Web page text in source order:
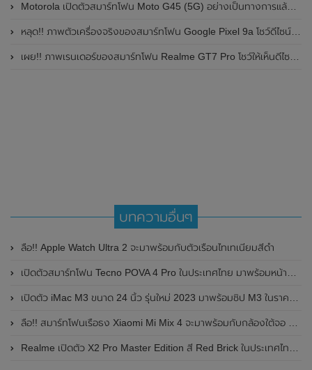
Motorola เปิดตัวสมาร์ทโฟน Moto G45 (5G) อย่างเป็นทางการแล้วในอินเดีย
หลุด!! ภาพตัวเครื่องจริงของสมาร์ทโฟน Google Pixel 9a โชว์ดีไซน์ใหม่ กล้องหลังแบนราบ ไม่มีกรอบของกล้องแล้ว
เผย!! ภาพเรนเดอร์ของสมาร์ทโฟน Realme GT7 Pro โชว์ให้เห็นดีไซน์ใหม่ พร้อมเผยรายละเอียดสเปกที่สำคัญบางส่วน
บทความอื่นๆ
ลือ!! Apple Watch Ultra 2 จะมาพร้อมกับตัวเรือนไทเทเนียมสีดำ
เปิดตัวสมาร์ทโฟน Tecno POVA 4 Pro ในประเทศไทย มาพร้อมหน้าจอแสดงผลขนาดใหญ่ , ชิป Helio G99 และแบตเตอรี่ขนาดใหญ่ พร้อมรองรับการชาร์จไวที่ 45W
เปิดตัว iMac M3 ขนาด 24 นิ้ว รุ่นใหม่ 2023 มาพร้อมชิป M3 ในราคาเริ่มต้นที่ 49,900 บาท
ลือ!! สมาร์ทโฟนเรือธง Xiaomi Mi Mix 4 จะมาพร้อมกับกล้องใต้จอ มีราคาแพงกว่า Xiaomi Mi 11 Ultra
Realme เปิดตัว X2 Pro Master Edition สี Red Brick ในประเทศไทย จำกัดเพียง 100 เครื่อง เท่านั้น